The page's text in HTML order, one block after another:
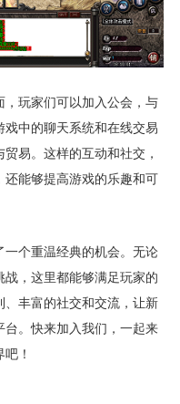
玩家们可以加入公会，与
中的聊天系统和在线交易
易。这样的互动和社交，
能够提高游戏的乐趣和可
个重温经典的机会。无论
，这里都能够满足玩家的
丰富的社交和交流，让新
。快来加入我们，一起来
！